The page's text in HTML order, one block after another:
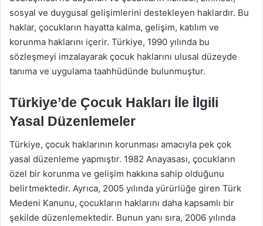
sosyal ve duygusal gelişimlerini destekleyen haklardır. Bu
haklar, çocukların hayatta kalma, gelişim, katılım ve
korunma haklarını içerir. Türkiye, 1990 yılında bu
sözleşmeyi imzalayarak çocuk haklarını ulusal düzeyde
tanıma ve uygulama taahhüdünde bulunmuştur.
Türkiye’de Çocuk Hakları İle İlgili
Yasal Düzenlemeler
Türkiye, çocuk haklarının korunması amacıyla pek çok
yasal düzenleme yapmıştır. 1982 Anayasası, çocukların
özel bir korunma ve gelişim hakkına sahip olduğunu
belirtmektedir. Ayrıca, 2005 yılında yürürlüğe giren Türk
Medeni Kanunu, çocukların haklarını daha kapsamlı bir
şekilde düzenlemektedir. Bunun yanı sıra, 2006 yılında